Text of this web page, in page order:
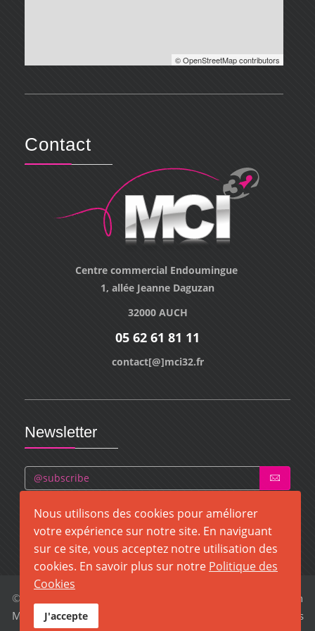
© OpenStreetMap contributors
Contact
Centre commercial Endoumingue
1, allée Jeanne Daguzan
32000 AUCH
05 62 61 81 11
contact[@]mci32.fr
Newsletter
© 2026 MCI32. Tous droits réservés. Création
MCI32 à Auch
Mentions légales
Politique des
Nous utilisons des cookies pour améliorer
votre expérience sur notre site. En naviguant
sur ce site, vous acceptez notre utilisation des
cookies. En savoir plus sur notre Politique des
Cookies
J'accepte